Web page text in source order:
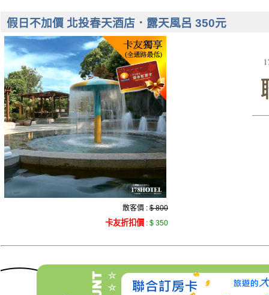
假日不加價 北投春天酒店．露天風呂 350元
散客價 : $ 800
卡友折扣價 : $ 350